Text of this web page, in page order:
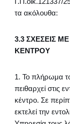
τα ακόλουθα:
3.3 ΣΧΕΣΕΙΣ
ΚΕΝΤΡΟΥ
1. Το πλήρωμα
πειθαρχεί στις
κέντρο. Σε
εκτελεί την